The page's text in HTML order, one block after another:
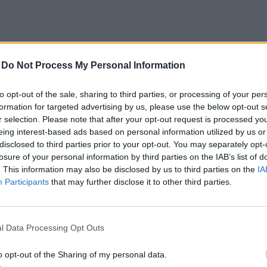
Do Not Process My Personal Information
opt-out of the sale, sharing to third parties, or processing of your
for targeted advertising by us, please use the below opt-out
selection. Please note that after your opt-out request is processed
interest-based ads based on personal information utilized by us
to third parties prior to your opt-out. You may separately
of your personal information by third parties on the IAB’s list of
This information may also be disclosed by us to third parties on the
Participants that may further disclose it to other third parties.
Data Processing Opt Outs
opt-out of the Sharing of my personal data.
városrészénél, Katonatelepen a 441-est
445-ös északi elkerülőtől a Katonatelep
utcáig szélesítést és burkolatmegerősítést
és kerékpárutat is kialakítanak még, illetve két